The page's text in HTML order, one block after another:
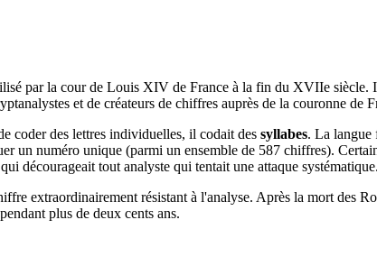
par la cour de Louis XIV de France à la fin du XVIIe siècle.
et de créateurs de chiffres auprès de la couronne de
coder des lettres individuelles, il codait des syllabes. La langue
un numéro unique (parmi un ensemble de 587 chiffres).
décourageait tout analyste qui tentait une attaque systématique.
extraordinairement résistant à l'analyse. Après la mort des
plus de deux cents ans.